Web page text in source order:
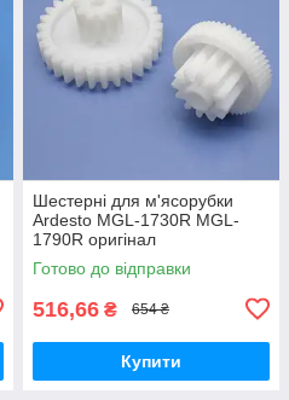
Шестерні для м'ясорубки
Ardesto MGL-1730R MGL-
1790R оригінал
Готово до відправки
516,66 ₴ 654 ₴
Купити